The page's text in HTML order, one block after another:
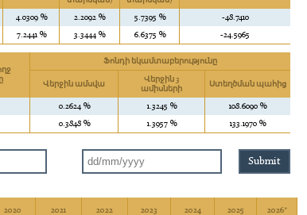
4.0309 % 2.2092 % 5.7395 % -48.7410
7.2441 % 3.3444 % 6.6375 % -24.5965
Ֆոնդի եկամտաբերությունը
Վերջին ամսվա
Վերջին 3
ամիսների
Ստեղծման պահից
0.2624 % 1.3245 % 108.6090 %
0.3848 % 1.3957 % 133.1970 %
2020 2021 2022 2023 2024 2025 2026*